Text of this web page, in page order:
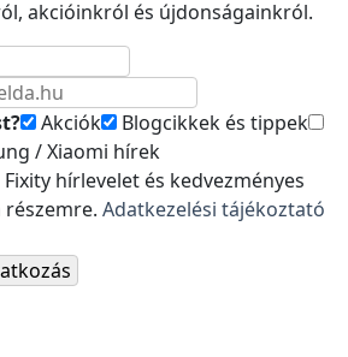
akcióinkról és újdonságainkról.
Akciók
Blogcikkek és tippek
/ Xiaomi hírek
hírlevelet és kedvezményes
Adatkezelési tájékoztató